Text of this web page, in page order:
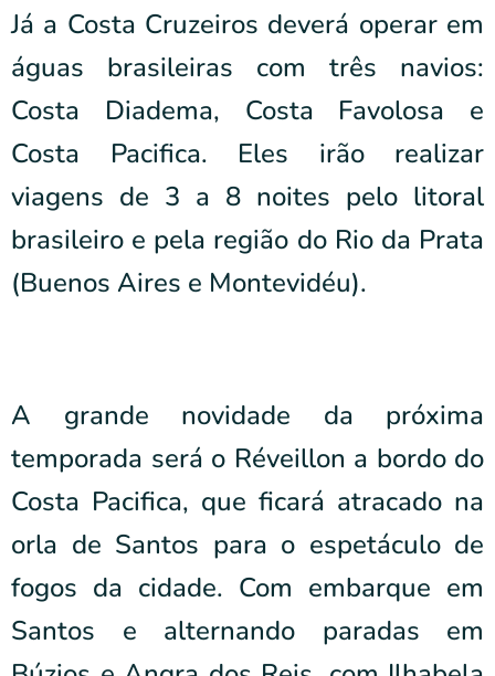
Já a Costa Cruzeiros deverá operar em
águas brasileiras com três navios:
Costa Diadema, Costa Favolosa e
Costa Pacifica. Eles irão realizar
viagens de 3 a 8 noites pelo litoral
brasileiro e pela região do Rio da Prata
(Buenos Aires e Montevidéu).
A grande novidade da próxima
temporada será o Réveillon a bordo do
Costa Pacifica, que ficará atracado na
orla de Santos para o espetáculo de
fogos da cidade. Com embarque em
Santos e alternando paradas em